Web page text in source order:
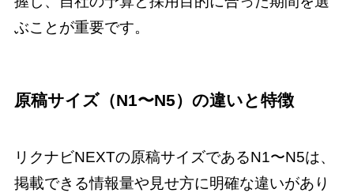
ぶことが重要です。
原稿サイズ（N1〜N5）の違いと特徴
リクナビNEXTの原稿サイズであるN1〜N5は、
掲載できる情報量や見せ方に明確な違いがあり